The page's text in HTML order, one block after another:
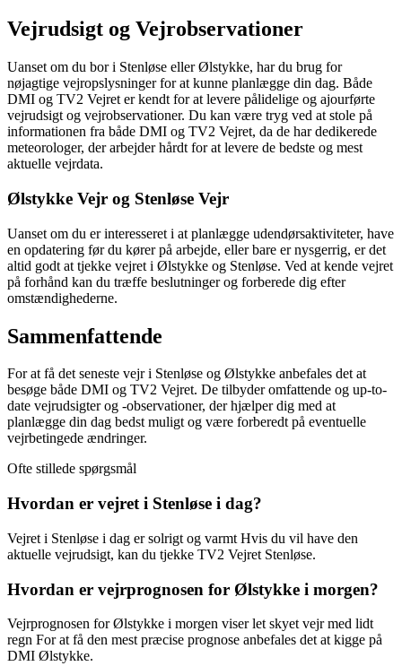
Vejrudsigt og Vejrobservationer
Uanset om du bor i Stenløse eller Ølstykke, har du brug for
nøjagtige vejropslysninger for at kunne planlægge din dag. Både
DMI og TV2 Vejret er kendt for at levere pålidelige og ajourførte
vejrudsigt og vejrobservationer. Du kan være tryg ved at stole på
informationen fra både DMI og TV2 Vejret, da de har dedikerede
meteorologer, der arbejder hårdt for at levere de bedste og mest
aktuelle vejrdata.
Ølstykke Vejr og Stenløse Vejr
Uanset om du er interesseret i at planlægge udendørsaktiviteter, have
en opdatering før du kører på arbejde, eller bare er nysgerrig, er det
altid godt at tjekke vejret i Ølstykke og Stenløse. Ved at kende vejret
på forhånd kan du træffe beslutninger og forberede dig efter
omstændighederne.
Sammenfattende
For at få det seneste vejr i Stenløse og Ølstykke anbefales det at
besøge både DMI og TV2 Vejret. De tilbyder omfattende og up-to-
date vejrudsigter og -observationer, der hjælper dig med at
planlægge din dag bedst muligt og være forberedt på eventuelle
vejrbetingede ændringer.
Ofte stillede spørgsmål
Hvordan er vejret i Stenløse i dag?
Vejret i Stenløse i dag er solrigt og varmt Hvis du vil have den
aktuelle vejrudsigt, kan du tjekke TV2 Vejret Stenløse.
Hvordan er vejrprognosen for Ølstykke i morgen?
Vejrprognosen for Ølstykke i morgen viser let skyet vejr med lidt
regn For at få den mest præcise prognose anbefales det at kigge på
DMI Ølstykke.